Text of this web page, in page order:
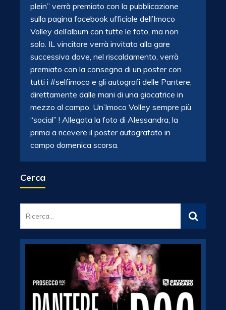
plein” verrà premiato con la pubblicazione
sulla pagina facebook ufficiale dell’Imoco
Volley dell’album con tutte le foto, ma non
solo. IL vincitore verrà invitato alla gare
successiva dove, nel riscaldamento, verrà
premiato con la consegna di un poster con
tutti i #selfimoco e gli autografi delle Pantere,
direttamente dalle mani di una giocatrice in
mezzo al campo. Un’Imoco Volley sempre più
“social” ! Allegata la foto di Alessandra, la
prima a ricevere il poster autografato in
campo domenica scorsa.
Cerca